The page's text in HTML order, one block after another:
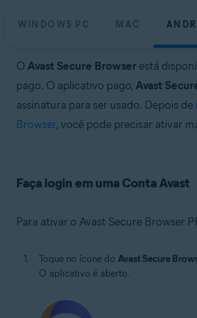
WINDOWS PC MAC
O Avast Secure Browser está
pago. O aplicativo pago, Avast
assinatura para ser usado. Depois de
Browser, você pode precisar ativar
Faça login em uma Conta Avast
Para ativar o Avast Secure Browser
Toque no ícone do Avast Secure
O aplicativo é aberto.